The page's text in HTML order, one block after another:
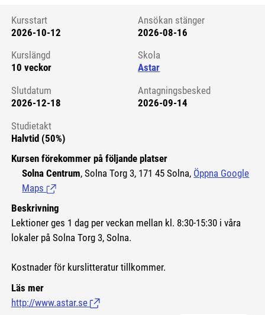
Kursstart 6238769
Kursstart
2026-10-12
Ansökan stänger
2026-08-16
Kurslängd
10 veckor
Skola
Astar
Slutdatum
2026-12-18
Antagningsbesked
2026-09-14
Studietakt
Halvtid (50%)
Kursen förekommer på följande platser
Solna Centrum, Solna Torg 3, 171 45 Solna, Öppna Google
Maps (Länk till extern sida.)
Beskrivning
Lektioner ges 1 dag per veckan mellan kl. 8:30-15:30 i våra
lokaler på Solna Torg 3, Solna.
Kostnader för kurslitteratur tillkommer.
Läs mer
http://www.astar.se (Länk till extern sida.)